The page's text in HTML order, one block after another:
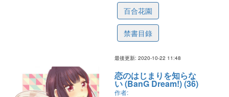
百合花園
禁書目錄
最後更新: 2020-10-22 11:48
恋のはじまりを知らな
い (BanG Dream!) (36)
作者: